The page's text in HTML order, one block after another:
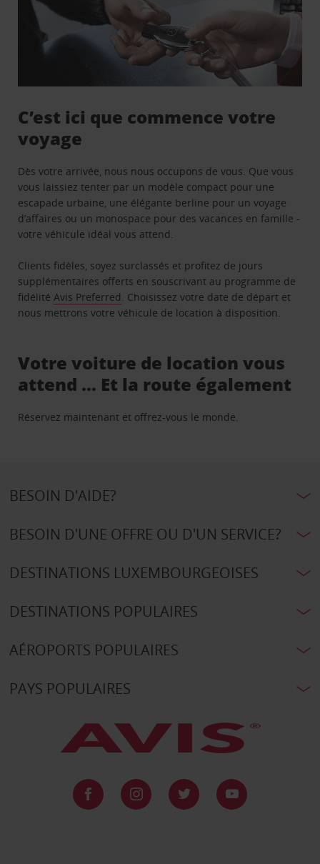
C’est ici que commence votre
voyage
Dès votre arrivée, nous nous occupons de vous. Que vous
vous laissiez tenter par un modèle compact pour une
escapade urbaine, une élégante berline pour un voyage
d’affaires ou un monospace pour des vacances en famille -
votre véhicule idéal vous attend.
Clients fidèles, soyez surclassés et profitez de jours
supplémentaires offerts en souscrivant au programme de
fidélitéAvis Preferred. Choisissez votre date de départ et
nous mettrons votre véhicule de location à disposition.
Votre voiture de location vous
attend … Et la route également
Réservez maintenant et offrez-vous le monde.
BESOIN D'AIDE?
BESOIN D'UNE OFFRE OU D'UN SERVICE?
DESTINATIONS LUXEMBOURGEOISES
DESTINATIONS POPULAIRES
AÉROPORTS POPULAIRES
PAYS POPULAIRES